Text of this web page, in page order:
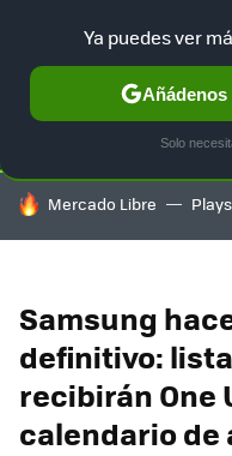
SELECCIÓN GAMING
HOY SE HABLA DE
Mercado Libre
Samsung
definitivo:
recibirán One
calendario
Ya puedes ver
Solo